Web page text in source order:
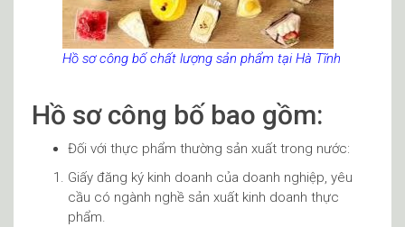
Hồ sơ công bố chất lượng sản phẩm tại Hà Tĩnh
Hồ sơ công bố bao gồm:
Đối với thực phẩm thường sản xuất trong nước:
Giấy đăng ký kinh doanh của doanh nghiệp, yêu
cầu có ngành nghề sản xuất kinh doanh thực
phẩm.